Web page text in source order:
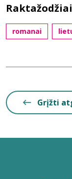
Raktažodžiai
romanai
Grįžti